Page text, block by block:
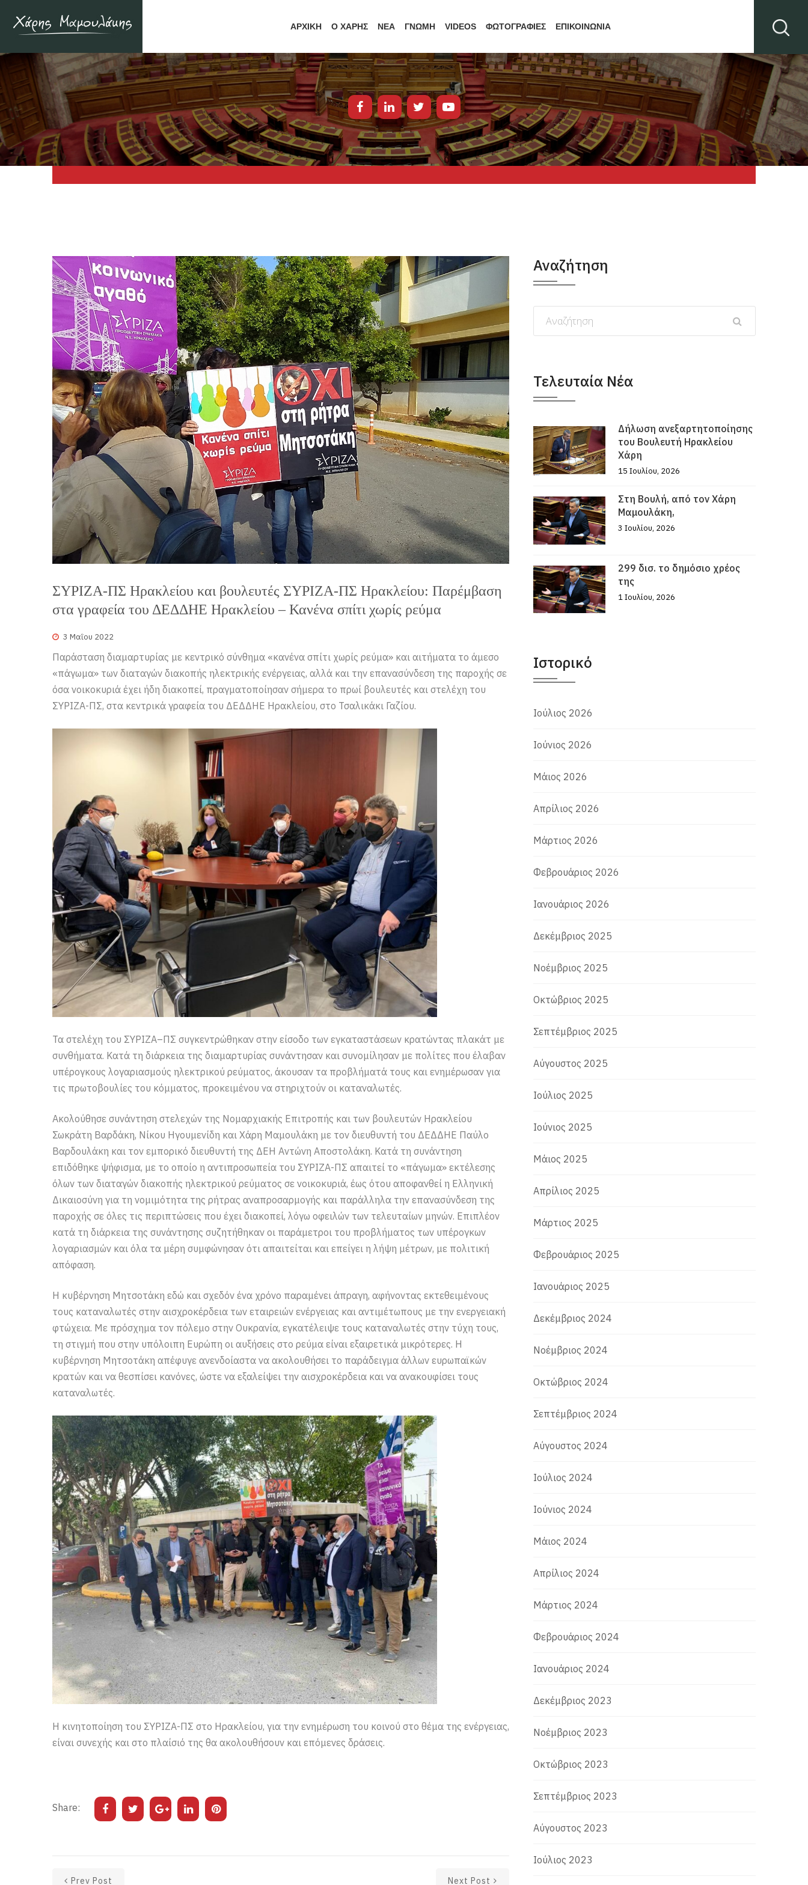
ΑΡΧΙΚΗ Ο ΧΑΡΗΣ ΝΕΑ ΓΝΩΜΗ VIDEOS ΦΩΤΟΓΡΑΦΙΕΣ ΕΠΙΚΟΙΝΩΝΙΑ
ΣΥΡΙΖΑ-ΠΣ Ηρακλείου και βουλευτές ΣΥΡΙΖΑ-ΠΣ Ηρακλείου: Παρέμβαση
στα γραφεία του ΔΕΔΔΗΕ Ηρακλείου – Κανένα σπίτι χωρίς ρεύμα
3 Μαΐου 2022
Παράσταση διαμαρτυρίας με κεντρικό σύνθημα «κανένα σπίτι χωρίς ρεύμα» και αιτήματα το άμεσο
«πάγωμα» των διαταγών διακοπής ηλεκτρικής ενέργειας, αλλά και την επανασύνδεση της παροχής σε
όσα νοικοκυριά έχει ήδη διακοπεί, πραγματοποίησαν σήμερα το πρωί βουλευτές και στελέχη του
ΣΥΡΙΖΑ-ΠΣ, στα κεντρικά γραφεία του ΔΕΔΔΗΕ Ηρακλείου, στο Τσαλικάκι Γαζίου.
Τα στελέχη του ΣΥΡΙΖΑ–ΠΣ συγκεντρώθηκαν στην είσοδο των εγκαταστάσεων κρατώντας πλακάτ με
συνθήματα. Κατά τη διάρκεια της διαμαρτυρίας συνάντησαν και συνομίλησαν με πολίτες που έλαβαν
υπέρογκους λογαριασμούς ηλεκτρικού ρεύματος, άκουσαν τα προβλήματά τους και ενημέρωσαν για
τις πρωτοβουλίες του κόμματος, προκειμένου να στηριχτούν οι καταναλωτές.
Ακολούθησε συνάντηση στελεχών της Νομαρχιακής Επιτροπής και των βουλευτών Ηρακλείου
Σωκράτη Βαρδάκη, Νίκου Ηγουμενίδη και Χάρη Μαμουλάκη με τον διευθυντή του ΔΕΔΔΗΕ Παύλο
Βαρδουλάκη και τον εμπορικό διευθυντή της ΔΕΗ Αντώνη Αποστολάκη. Κατά τη συνάντηση
επιδόθηκε ψήφισμα, με το οποίο η αντιπροσωπεία του ΣΥΡΙΖΑ-ΠΣ απαιτεί το «πάγωμα» εκτέλεσης
όλων των διαταγών διακοπής ηλεκτρικού ρεύματος σε νοικοκυριά, έως ότου αποφανθεί η Ελληνική
Δικαιοσύνη για τη νομιμότητα της ρήτρας αναπροσαρμογής και παράλληλα την επανασύνδεση της
παροχής σε όλες τις περιπτώσεις που έχει διακοπεί, λόγω οφειλών των τελευταίων μηνών. Επιπλέον
κατά τη διάρκεια της συνάντησης συζητήθηκαν οι παράμετροι του προβλήματος των υπέρογκων
λογαριασμών και όλα τα μέρη συμφώνησαν ότι απαιτείται και επείγει η λήψη μέτρων, με πολιτική
απόφαση.
Η κυβέρνηση Μητσοτάκη εδώ και σχεδόν ένα χρόνο παραμένει άπραγη, αφήνοντας εκτεθειμένους
τους καταναλωτές στην αισχροκέρδεια των εταιρειών ενέργειας και αντιμέτωπους με την ενεργειακή
φτώχεια. Με πρόσχημα τον πόλεμο στην Ουκρανία, εγκατέλειψε τους καταναλωτές στην τύχη τους,
τη στιγμή που στην υπόλοιπη Ευρώπη οι αυξήσεις στο ρεύμα είναι εξαιρετικά μικρότερες. Η
κυβέρνηση Μητσοτάκη απέφυγε ανενδοίαστα να ακολουθήσει το παράδειγμα άλλων ευρωπαϊκών
κρατών και να θεσπίσει κανόνες, ώστε να εξαλείψει την αισχροκέρδεια και να ανακουφίσει τους
καταναλωτές.
Η κινητοποίηση του ΣΥΡΙΖΑ-ΠΣ στο Ηρακλείου, για την ενημέρωση του κοινού στο θέμα της ενέργειας,
είναι συνεχής και στο πλαίσιό της θα ακολουθήσουν και επόμενες δράσεις.
Share:
Prev Post Next Post
Αναζήτηση
Τελευταία Νέα
Δήλωση ανεξαρτητοποίησης
του Βουλευτή Ηρακλείου
Χάρη
15 Ιουλίου, 2026
Στη Βουλή, από τον Χάρη
Μαμουλάκη,
3 Ιουλίου, 2026
299 δισ. το δημόσιο χρέος
της
1 Ιουλίου, 2026
Ιστορικό
Ιούλιος 2026
Ιούνιος 2026
Μάιος 2026
Απρίλιος 2026
Μάρτιος 2026
Φεβρουάριος 2026
Ιανουάριος 2026
Δεκέμβριος 2025
Νοέμβριος 2025
Οκτώβριος 2025
Σεπτέμβριος 2025
Αύγουστος 2025
Ιούλιος 2025
Ιούνιος 2025
Μάιος 2025
Απρίλιος 2025
Μάρτιος 2025
Φεβρουάριος 2025
Ιανουάριος 2025
Δεκέμβριος 2024
Νοέμβριος 2024
Οκτώβριος 2024
Σεπτέμβριος 2024
Αύγουστος 2024
Ιούλιος 2024
Ιούνιος 2024
Μάιος 2024
Απρίλιος 2024
Μάρτιος 2024
Φεβρουάριος 2024
Ιανουάριος 2024
Δεκέμβριος 2023
Νοέμβριος 2023
Οκτώβριος 2023
Σεπτέμβριος 2023
Αύγουστος 2023
Ιούλιος 2023